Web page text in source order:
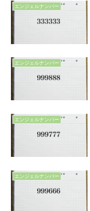
エンジェルナンバー
エンジェルナンバー
エンジェルナンバー
エンジェルナンバー